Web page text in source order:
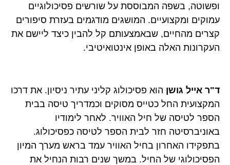
ופשוטה, בשפה המבוססת על שורשים פסיכולוגיים
עמוקים ומקצועיים. המושגים מודגמים בעזרת סיפורים
קצרים מהחיים, שבאמצעותם קל להבין כיצד ליישם את
העקרונות האלה באופן אינטואיטיבי.
ד"ר אייל גושן הוא פסיכולוג קליני עתיר ניסיון. את דרכו
המקצועית החל כטייס מסוקים וכמדריך טיסה בבית
הספר לטיסה של חיל האוויר. לאחר לימודיו
באוניברסיטה חזר לבית הספר לטיסה כפסיכולוג.
בתפקידו האחרון בחיל האוויר עמד בראש מערך המיון
הפסיכולוגי של החיל. במשך שנים רבות הנחיל את